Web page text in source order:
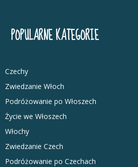
POPULARNE KATEGORIE
Czechy
Zwiedzanie Włoch
Podróżowanie po Włoszech
Życie we Włoszech
Włochy
Zwiedzanie Czech
Podróżowanie po Czechach